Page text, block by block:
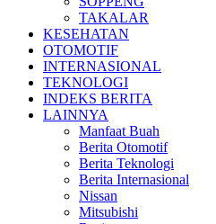
TAKALAR
KESEHATAN
OTOMOTIF
INTERNASIONAL
TEKNOLOGI
INDEKS BERITA
LAINNYA
Manfaat Buah
Berita Otomotif
Berita Teknologi
Berita Internasional
Nissan
Mitsubishi